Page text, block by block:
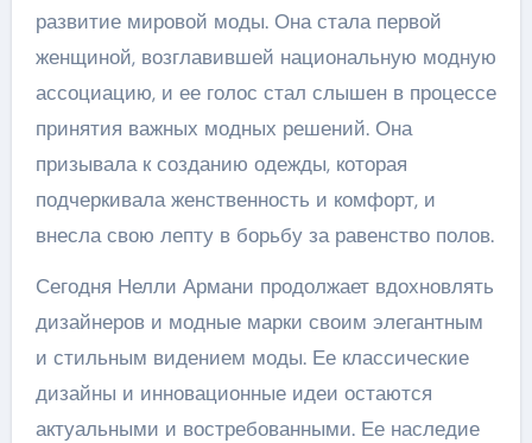
развитие мировой моды. Она стала первой
женщиной, возглавившей национальную модную
ассоциацию, и ее голос стал слышен в процессе
принятия важных модных решений. Она
призывала к созданию одежды, которая
подчеркивала женственность и комфорт, и
внесла свою лепту в борьбу за равенство полов.
Сегодня Нелли Армани продолжает вдохновлять
дизайнеров и модные марки своим элегантным
и стильным видением моды. Ее классические
дизайны и инновационные идеи остаются
актуальными и востребованными. Ее наследие